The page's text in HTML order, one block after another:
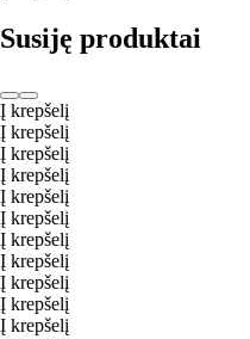
Susiję produktai
Į krepšelį
Į krepšelį
Į krepšelį
Į krepšelį
Į krepšelį
Į krepšelį
Į krepšelį
Į krepšelį
Į krepšelį
Į krepšelį
Į krepšelį